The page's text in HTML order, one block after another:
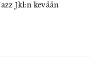
Jkl:n kevään